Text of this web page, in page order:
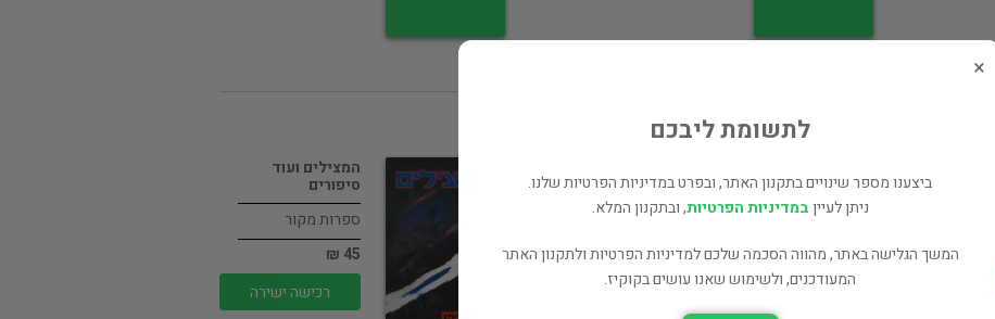
ספרות מקור
רכישה ישירה
המצילים ועוד
סיפורים
ספרות מקור
45 ₪
רכישה ישירה
×
לתשומת ליבכם
ביצענו מספר שינויים בתקנון האתר, ובפרט במדיניות הפרטיות שלנו.
ניתן לעייןבמדיניות הפרטיות, ובתקנון המלא.
המשך הגלישה באתר, מהווה הסכמה שלכם למדיניות הפרטיות ולתקנון האתר
המעודכנים, ולשימוש שאנו עושים בקוקיז.